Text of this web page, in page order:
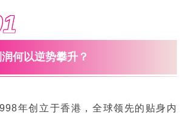
1
何以逆势攀升？
年创立于香港，全球领先的贴身内